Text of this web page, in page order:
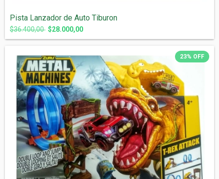
Pista Lanzador de Auto Tiburon
$36.400,00 $28.000,00
23% OFF